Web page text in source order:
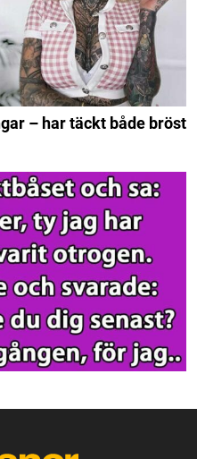
– har täckt både bröst